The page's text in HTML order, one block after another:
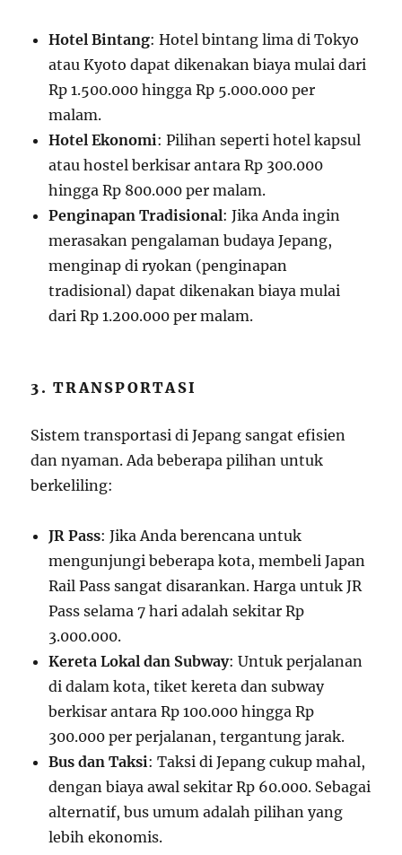
Hotel Bintang: Hotel bintang lima di Tokyo
atau Kyoto dapat dikenakan biaya mulai dari
Rp 1.500.000 hingga Rp 5.000.000 per
malam.
Hotel Ekonomi: Pilihan seperti hotel kapsul
atau hostel berkisar antara Rp 300.000
hingga Rp 800.000 per malam.
Penginapan Tradisional: Jika Anda ingin
merasakan pengalaman budaya Jepang,
menginap di ryokan (penginapan
tradisional) dapat dikenakan biaya mulai
dari Rp 1.200.000 per malam.
3. TRANSPORTASI
Sistem transportasi di Jepang sangat efisien
dan nyaman. Ada beberapa pilihan untuk
berkeliling:
JR Pass: Jika Anda berencana untuk
mengunjungi beberapa kota, membeli Japan
Rail Pass sangat disarankan. Harga untuk JR
Pass selama 7 hari adalah sekitar Rp
3.000.000.
Kereta Lokal dan Subway: Untuk perjalanan
di dalam kota, tiket kereta dan subway
berkisar antara Rp 100.000 hingga Rp
300.000 per perjalanan, tergantung jarak.
Bus dan Taksi: Taksi di Jepang cukup mahal,
dengan biaya awal sekitar Rp 60.000. Sebagai
alternatif, bus umum adalah pilihan yang
lebih ekonomis.